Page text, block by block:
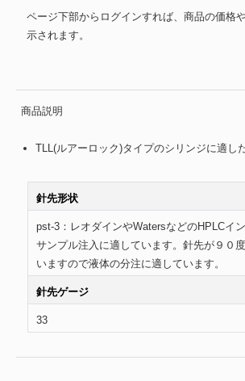
ページ下部からログインすれば、商品の価格
示されます。
商品説明
TLL(ルアーロック)タイプのシリンジに適し
針先形状
pst-3：レオダインやWatersなどのHPLCイ
サンプル注入に適しています。針先が９０
いますので液体の分注に適しています。
針先ゲージ
33